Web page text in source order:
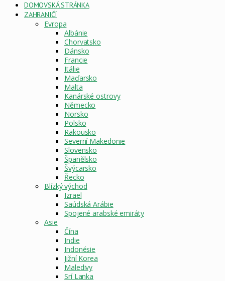
DOMOVSKÁ STRÁNKA
ZAHRANIČÍ
Evropa
Albánie
Chorvatsko
Dánsko
Francie
Itálie
Maďarsko
Malta
Kanárské ostrovy
Německo
Norsko
Polsko
Rakousko
Severní Makedonie
Slovensko
Španělsko
Švýcarsko
Řecko
Blízký východ
Izrael
Saúdská Arábie
Spojené arabské emiráty
Asie
Čína
Indie
Indonésie
Jižní Korea
Maledivy
Srí Lanka